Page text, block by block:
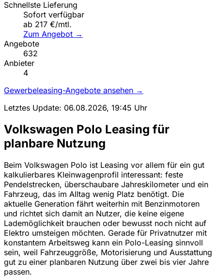
Schnellste Lieferung
Sofort verfügbar
ab 217 €/mtl.
Zum Angebot →
Angebote
632
Anbieter
4
Gewerbeleasing-Angebote ansehen →
Letztes Update: 06.08.2026, 19:45 Uhr
Volkswagen Polo Leasing für
planbare Nutzung
Beim Volkswagen Polo ist Leasing vor allem für ein gut
kalkulierbares Kleinwagenprofil interessant: feste
Pendelstrecken, überschaubare Jahreskilometer und ein
Fahrzeug, das im Alltag wenig Platz benötigt. Die
aktuelle Generation fährt weiterhin mit Benzinmotoren
und richtet sich damit an Nutzer, die keine eigene
Lademöglichkeit brauchen oder bewusst noch nicht auf
Elektro umsteigen möchten. Gerade für Privatnutzer mit
konstantem Arbeitsweg kann ein Polo-Leasing sinnvoll
sein, weil Fahrzeuggröße, Motorisierung und Ausstattung
gut zu einer planbaren Nutzung über zwei bis vier Jahre
passen.